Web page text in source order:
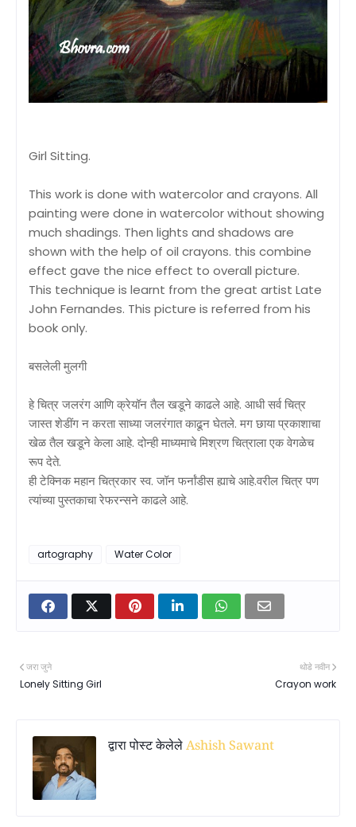
Girl Sitting.
This work is done with watercolor and crayons. All
painting were done in watercolor without showing
much shadings. Then lights and shadows are
shown with the help of oil crayons. this combine
effect gave the nice effect to overall picture.
This technique is learnt from the great artist Late
John Fernandes. This picture is referred from his
book only.
बसलेली मुलगी
हे चित्र जलरंग आणि क्रेयॉन तैल खडूने काढले आहे. आधी सर्व चित्र
जास्त शेडींग न करता साध्या जलरंगात काढून घेतले. मग छाया प्रकाशाचा
खेळ तैल खडूने केला आहे. दोन्ही माध्यमाचे मिश्रण चित्राला एक वेगळेच
रूप देते.
ही टेक्निक महान चित्रकार स्व. जॉन फर्नांडीस ह्याचे आहे.वरील चित्र पण
त्यांच्या पुस्तकाचा रेफरन्सने काढले आहे.
artography Water Color
थोडे नवीन
Crayon work
जरा जुने
Lonely Sitting Girl
द्वारा पोस्ट केलेलेAshish Sawant